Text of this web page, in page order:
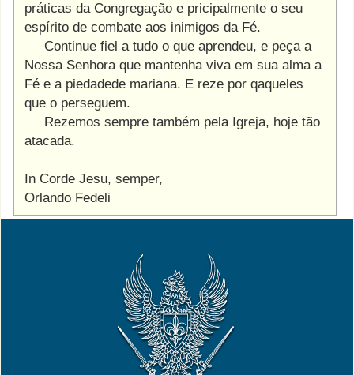
práticas da Congregação e pricipalmente o seu
espírito de combate aos inimigos da Fé.
Continue fiel a tudo o que aprendeu, e peça a
Nossa Senhora que mantenha viva em sua alma a
Fé e a piedadede mariana. E reze por qaqueles
que o perseguem.
Rezemos sempre também pela Igreja, hoje tão
atacada.
In Corde Jesu, semper,
Orlando Fedeli